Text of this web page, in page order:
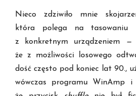
Nieco zdziwiło mnie
która polega na tasowaniu
z konkretnym urządzeniem
—
że z możliwości losowego
dość często pod koniec lat 90.,
wówczas programu WinAmp